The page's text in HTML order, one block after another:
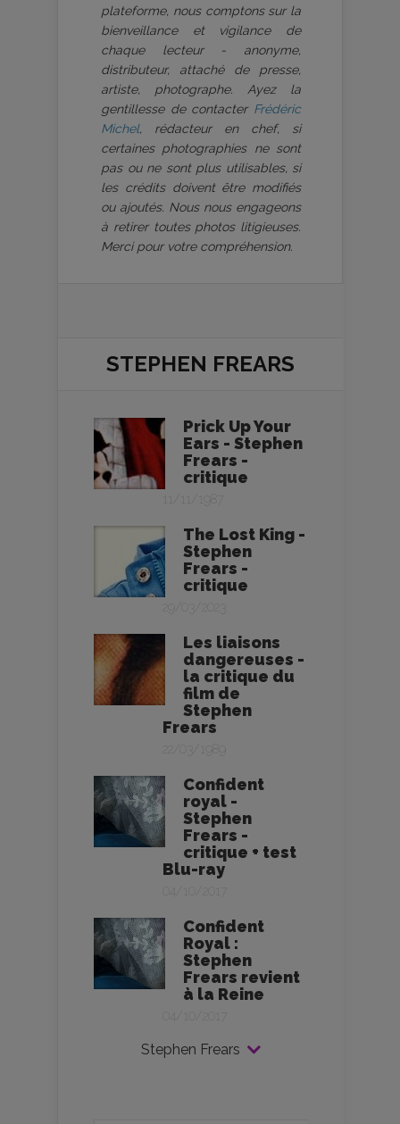
plateforme, nous comptons sur la
bienveillance et vigilance de
chaque lecteur - anonyme,
distributeur, attaché de presse,
artiste, photographe. Ayez la
gentillesse de contacter Frédéric
Michel, rédacteur en chef, si
certaines photographies ne sont
pas ou ne sont plus utilisables, si
les crédits doivent être modifiés
ou ajoutés. Nous nous engageons
à retirer toutes photos litigieuses.
Merci pour votre compréhension.
STEPHEN FREARS
Prick Up Your
Ears - Stephen
Frears -
critique
11/11/1987
The Lost King -
Stephen
Frears -
critique
Les liaisons
dangereuses -
la critique du
film de
Stephen
Frears
22/03/1989
Confident
royal -
Stephen
Frears -
critique + test
Blu-ray
04/10/2017
Confident
Royal :
Stephen
Frears revient
à la Reine
04/10/2017
Stephen Frears